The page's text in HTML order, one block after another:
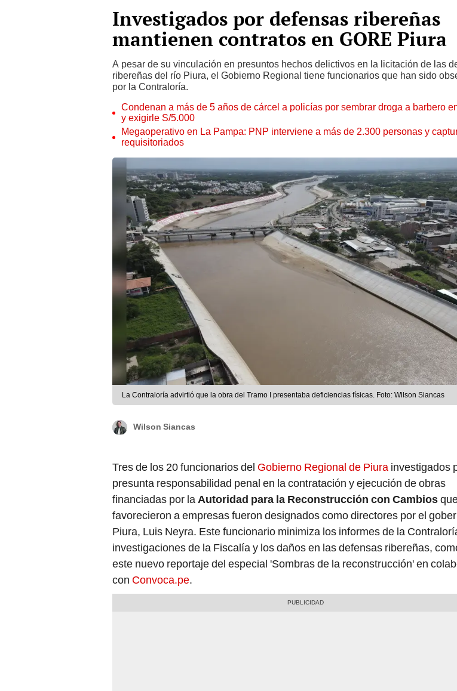
Investigados por defensas ribereñas
mantienen contratos en GORE Piura
A pesar de su vinculación en presuntos hechos delictivos en la licitación de las
ribereñas del río Piura, el Gobierno Regional tiene funcionarios que han sido
por la Contraloría.
Condenan a más de 5 años de cárcel a policías por sembrar droga a barbero
y exigirle S/5.000
Megaoperativo en La Pampa: PNP interviene a más de 2.300 personas y
requisitoriados
La Contraloría advirtió que la obra del Tramo I presentaba deficiencias físicas. Foto: Wilson Siancas
Wilson Siancas
Tres de los 20 funcionarios del Gobierno Regional de Piura investigados
presunta responsabilidad penal en la contratación y ejecución de obras
financiadas por laAutoridad para la Reconstrucción con Cambios
favorecieron a empresas fueron designados como directores por el
Piura, Luis Neyra. Este funcionario minimiza los informes de la
investigaciones de la Fiscalía y los daños en las defensas ribereñas,
este nuevo reportaje del especial 'Sombras de la reconstrucción' en
con Convoca.pe.